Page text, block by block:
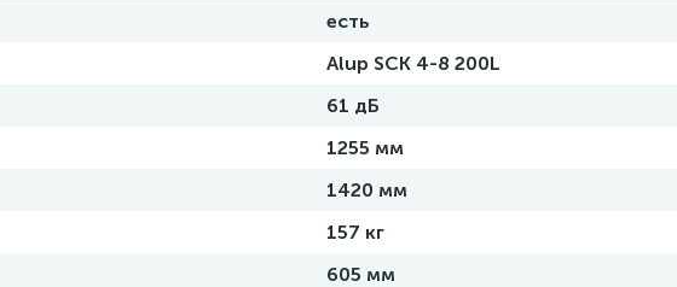
есть
Alup SCK 4-8 200L
61 дБ
1255 мм
1420 мм
157 кг
605 мм